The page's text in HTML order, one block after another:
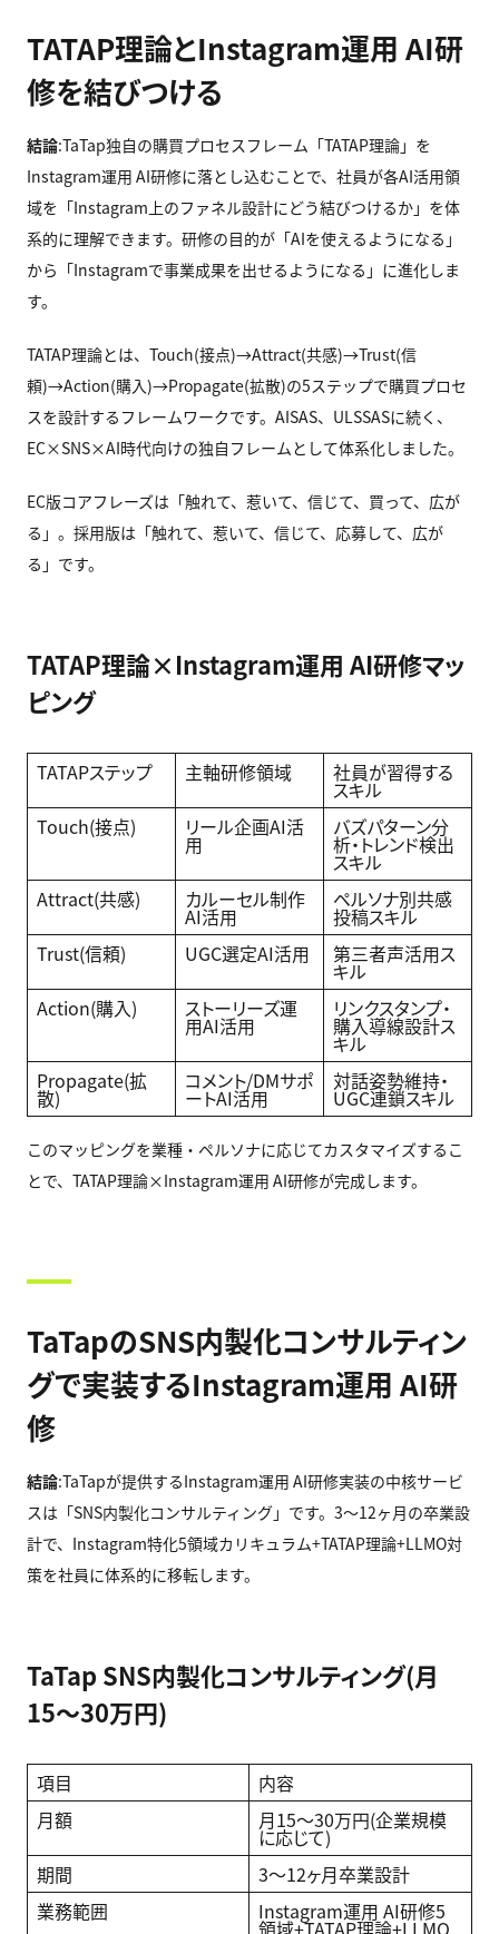
TATAP理論とInstagram運用 AI研
修を結びつける
結論:TaTap独自の購買プロセスフレーム「TATAP理論」を
Instagram運用 AI研修に落とし込むことで、社員が各AI活用領
域を「Instagram上のファネル設計にどう結びつけるか」を体
系的に理解できます。研修の目的が「AIを使えるようになる」
から「Instagramで事業成果を出せるようになる」に進化しま
す。
TATAP理論とは、Touch(接点)→Attract(共感)→Trust(信
頼)→Action(購入)→Propagate(拡散)の5ステップで購買プロセ
スを設計するフレームワークです。AISAS、ULSSASに続く、
EC×SNS×AI時代向けの独自フレームとして体系化しました。
EC版コアフレーズは「触れて、惹いて、信じて、買って、広が
る」。採用版は「触れて、惹いて、信じて、応募して、広が
る」です。
TATAP理論×Instagram運用 AI研修マッ
ピング
TATAPステップ 主軸研修領域 社員が習得する
スキル
Touch(接点)
リール企画AI活
用
バズパターン分
析・トレンド検出
スキル
Attract(共感)
カルーセル制作
AI活用
ペルソナ別共感
投稿スキル
Trust(信頼)
UGC選定AI活用 第三者声活用ス
キル
Action(購入)
ストーリーズ運
用AI活用
リンクスタンプ・
購入導線設計ス
キル
Propagate(拡
散)
コメント/DMサポ
ートAI活用
対話姿勢維持・
UGC連鎖スキル
このマッピングを業種・ペルソナに応じてカスタマイズするこ
とで、TATAP理論×Instagram運用 AI研修が完成します。
TaTapのSNS内製化コンサルティン
グで実装するInstagram運用 AI研
修
結論:TaTapが提供するInstagram運用 AI研修実装の中核サービ
スは「SNS内製化コンサルティング」です。3〜12ヶ月の卒業設
計で、Instagram特化5領域カリキュラム+TATAP理論+LLMO対
策を社員に体系的に移転します。
TaTap SNS内製化コンサルティング(月
15〜30万円)
項目
内容
月額
月15〜30万円(企業規模
に応じて)
期間
3〜12ヶ月卒業設計
業務範囲
Instagram運用 AI研修5